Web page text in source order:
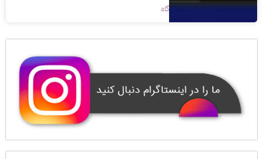
1399/08/01 بدون دیدگاه